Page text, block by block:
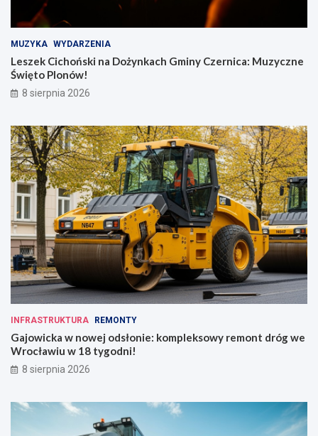
MUZYKA WYDARZENIA
Leszek Cichoński na Dożynkach Gminy Czernica: Muzyczne
Święto Plonów!
8 sierpnia 2026
INFRASTRUKTURA REMONTY
Gajowicka w nowej odsłonie: kompleksowy remont dróg we
Wrocławiu w 18 tygodni!
8 sierpnia 2026